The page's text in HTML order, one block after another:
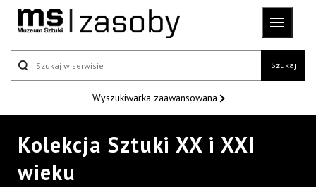
Szukaj
Wyszukiwarka zaawansowana
Kolekcja Sztuki XX i XXI
wieku